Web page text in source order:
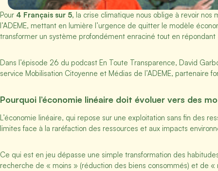
Pour 4 Français sur 5, la crise climatique nous oblige à revoir
l’ADEME, mettant en lumière l’urgence de quitter le modèle
transformer un système profondément enraciné tout en
Dans l’épisode 26 du podcast En Toute Transparence, David
service Mobilisation Citoyenne et Médias de l’ADEME,
Pourquoi l’économie linéaire doit évoluer vers des
L’économie linéaire, qui repose sur une exploitation sans fin des
limites face à la raréfaction des ressources et aux impacts
Ce qui est en jeu dépasse une simple transformation des
recherche de « moins » (réduction des biens consommés) et de